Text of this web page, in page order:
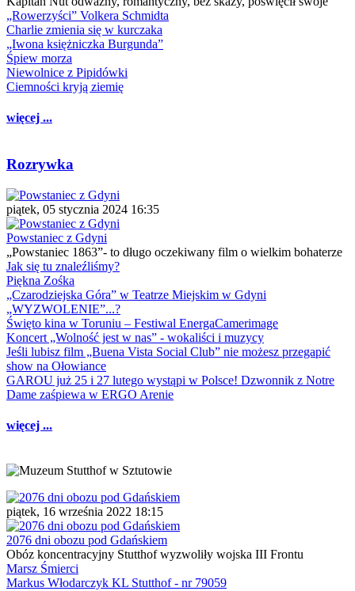
„Rowerzyści” Volkera Schmidta
Charlie zmienia się w kurczaka
„Iwona księżniczka Burgunda”
Śpiew morza
Niewolnice z Pipidówki
Ciemności kryją ziemię
więcej ...
Rozrywka
piątek, 05 stycznia 2024 16:35
Powstaniec z Gdyni
„Powstaniec 1863”- to długo oczekiwany film o wielkim bohaterze
Jak się tu znaleźliśmy?
Piękna Zośka
„Czarodziejska Góra” w Teatrze Miejskim w Gdyni
„WYZWOLENIE”...?
Święto kina w Toruniu – Festiwal EnergaCamerimage
Koncert „Wolność jest w nas” - wokaliści i muzycy
Jeśli lubisz film „Buena Vista Social Club” nie możesz przegapić
show na Ołowiance
GAROU już 25 i 27 lutego wystąpi w Polsce! Dzwonnik z Notre
Dame zaśpiewa w ERGO Arenie
więcej ...
piątek, 16 września 2022 18:15
2076 dni obozu pod Gdańskiem
Obóz koncentracyjny Stutthof wyzwoliły wojska III Frontu
Marsz Śmierci
Markus Włodarczyk KL Stutthof - nr 79059